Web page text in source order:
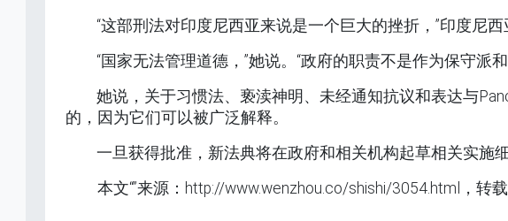
“这部刑法对印度尼西亚来说是一个巨大的挫折，”印度尼
“国家无法管理道德，”她说。“政府的职责不是作为保守派
她说，关于习惯法、亵渎神明、未经通知抗议和表达与
的，因为它们可以被广泛解释。
一旦获得批准，新法典将在政府和相关机构起草相关实施
本文“”来源：http://www.wenzhou.co/shishi/3054.html，转载